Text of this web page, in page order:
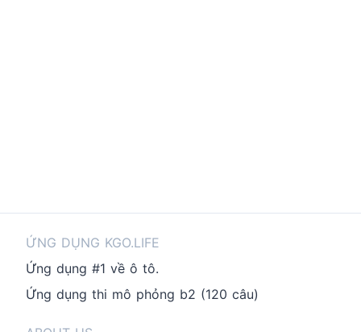
ỨNG DỤNG KGO.LIFE
Ứng dụng #1 về ô tô.
Ứng dụng thi mô phỏng b2 (120 câu)